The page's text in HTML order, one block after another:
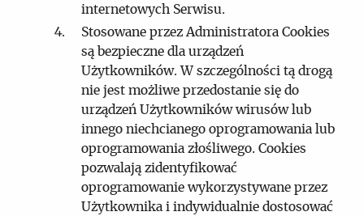
internetowych Serwisu.
Stosowane przez Administratora Cookies
są bezpieczne dla urządzeń
Użytkowników. W szczególności tą drogą
nie jest możliwe przedostanie się do
urządzeń Użytkowników wirusów lub
innego niechcianego oprogramowania lub
oprogramowania złośliwego. Cookies
pozwalają zidentyfikować
oprogramowanie wykorzystywane przez
Użytkownika i indywidualnie dostosować